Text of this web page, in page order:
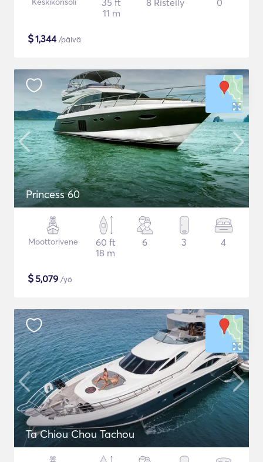
35 ft
11 m
8 Risteily 0
$1,344/päivä
Princess 60
Moottorivene
60 ft
18 m
6 3 4
$5,079 /yö
Ta Chiou Chou Tachou